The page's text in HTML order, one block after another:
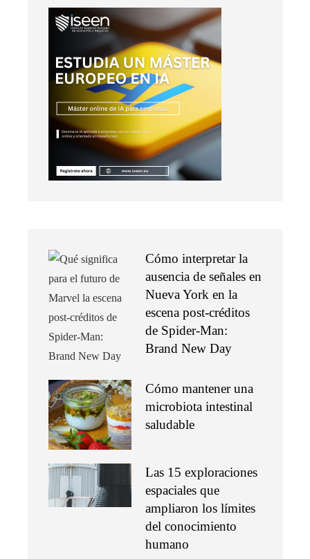
Cómo interpretar la
ausencia de señales en
Nueva York en la
escena post-créditos
de Spider-Man:
Brand New Day
Cómo mantener una
microbiota intestinal
saludable
Las 15 exploraciones
espaciales que
ampliaron los límites
del conocimiento
humano